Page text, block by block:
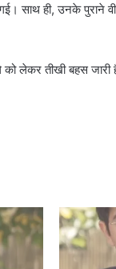
ही, उनके पुराने
लेकर तीखी बहस जारी